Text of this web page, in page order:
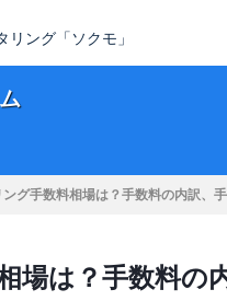
ング「ソクモ」
グ手数料相場は？手数料の内訳、
場は？手数料の